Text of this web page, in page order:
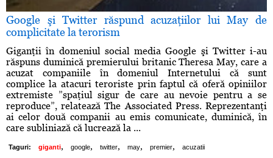
Google şi Twitter răspund acuzaţiilor lui May de
complicitate la terorism
Giganţii în domeniul social media Google şi Twitter i-au
răspuns duminică premierului britanic Theresa May, care a
acuzat companiile în domeniul Internetului că sunt
complice la atacuri teroriste prin faptul că oferă opiniilor
extremiste ”spaţiul sigur de care au nevoie pentru a se
reproduce”, relatează The Associated Press. Reprezentanţi
ai celor două companii au emis comunicate, duminică, în
care subliniază că lucrează la ...
Taguri: giganti, google, twitter, may, premier, acuzatii